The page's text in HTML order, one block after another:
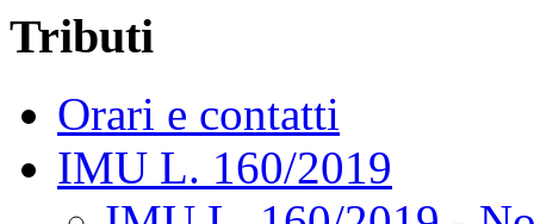
Tributi
Orari e contatti
IMU L. 160/2019